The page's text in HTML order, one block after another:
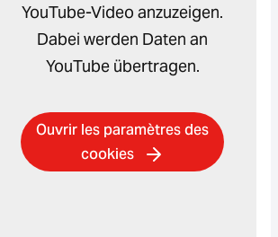
YouTube-Video anzuzeigen.
Dabei werden Daten an
YouTube übertragen.
Ouvrir les paramètres des
cookies